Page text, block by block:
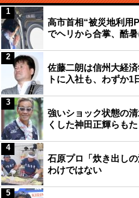
高市首相“被災地利用
でヘリから合掌、酷
1
佐藤二朗は信州大経
トに入社も、わずか
2
強いショック状態の
くした神田正輝らも
3
石原プロ「炊き出し
わけではない
4
5